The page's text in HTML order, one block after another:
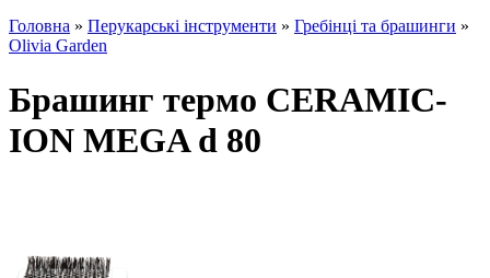
Головна » Перукарські інструменти » Гребінці та брашинги »
Olivia Garden
Брашинг термо CERAMIC-
ION MEGA d 80